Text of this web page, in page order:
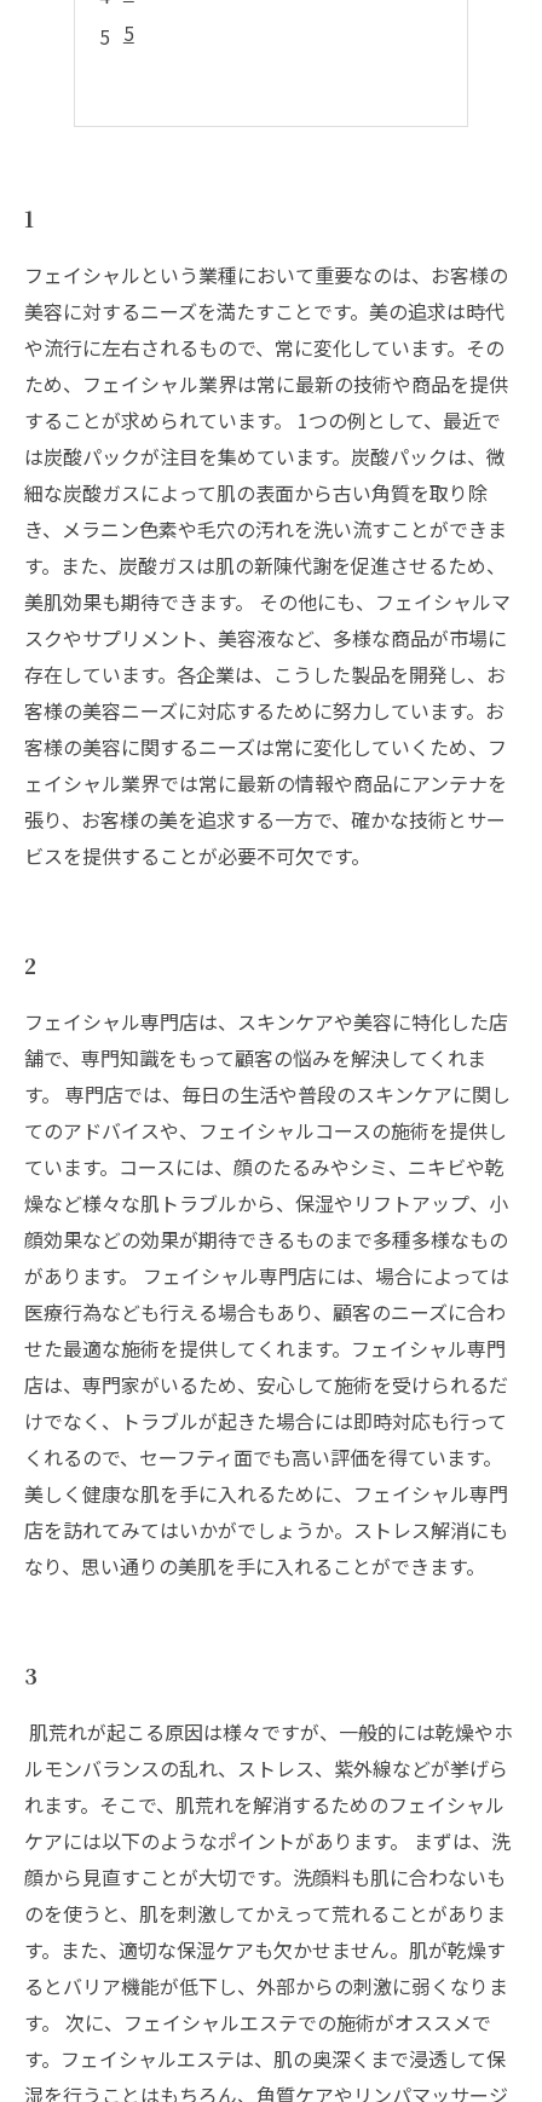
5
1
フェイシャルという業種において重要なのは、お客様の
美容に対するニーズを満たすことです。美の追求は時代
や流行に左右されるもので、常に変化しています。その
ため、フェイシャル業界は常に最新の技術や商品を提供
することが求められています。 1つの例として、最近で
は炭酸パックが注目を集めています。炭酸パックは、微
細な炭酸ガスによって肌の表面から古い角質を取り除
き、メラニン色素や毛穴の汚れを洗い流すことができま
す。また、炭酸ガスは肌の新陳代謝を促進させるため、
美肌効果も期待できます。 その他にも、フェイシャルマ
スクやサプリメント、美容液など、多様な商品が市場に
存在しています。各企業は、こうした製品を開発し、お
客様の美容ニーズに対応するために努力しています。お
客様の美容に関するニーズは常に変化していくため、フ
ェイシャル業界では常に最新の情報や商品にアンテナを
張り、お客様の美を追求する一方で、確かな技術とサー
ビスを提供することが必要不可欠です。
2
フェイシャル専門店は、スキンケアや美容に特化した店
舗で、専門知識をもって顧客の悩みを解決してくれま
す。 専門店では、毎日の生活や普段のスキンケアに関し
てのアドバイスや、フェイシャルコースの施術を提供し
ています。コースには、顔のたるみやシミ、ニキビや乾
燥など様々な肌トラブルから、保湿やリフトアップ、小
顔効果などの効果が期待できるものまで多種多様なもの
があります。 フェイシャル専門店には、場合によっては
医療行為なども行える場合もあり、顧客のニーズに合わ
せた最適な施術を提供してくれます。フェイシャル専門
店は、専門家がいるため、安心して施術を受けられるだ
けでなく、トラブルが起きた場合には即時対応も行って
くれるので、セーフティ面でも高い評価を得ています。
美しく健康な肌を手に入れるために、フェイシャル専門
店を訪れてみてはいかがでしょうか。ストレス解消にも
なり、思い通りの美肌を手に入れることができます。
3
肌荒れが起こる原因は様々ですが、一般的には乾燥やホ
ルモンバランスの乱れ、ストレス、紫外線などが挙げら
れます。そこで、肌荒れを解消するためのフェイシャル
ケアには以下のようなポイントがあります。 まずは、洗
顔から見直すことが大切です。洗顔料も肌に合わないも
のを使うと、肌を刺激してかえって荒れることがありま
す。また、適切な保湿ケアも欠かせません。肌が乾燥す
るとバリア機能が低下し、外部からの刺激に弱くなりま
す。 次に、フェイシャルエステでの施術がオススメで
す。フェイシャルエステは、肌の奥深くまで浸透して保
湿を行うことはもちろん、角質ケアやリンパマッサージ